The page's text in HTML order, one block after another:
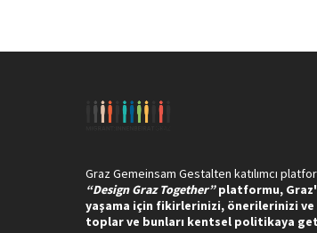
Graz Gemeinsam Gestalten katılımcı
“Design Graz Together” platformu,
yaşama için fikirlerinizi, önerilerinizi ve
toplar ve bunları kentsel politikaya